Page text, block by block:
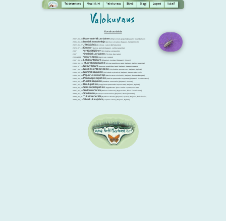
Taideteokset Musiikkini Valokuvaus Bändi Blogi Lapset Kuka?
Kovakuoriaisia
2007_08_09 Haavanlehtikuoriainen (Chrysomela populi) (Kajaani, Karankalahti)
2006_06_08 Isokiekkosukeltaja (Acilius sulcatus) (Kajaani, Venäänniemi)
2022_06_27 Jätkäjäärä (Oxymirus cursor) (Pyhätunturi)
2023_07_10 Kankuri (Lamia textor) (Kajaani, Lehtovaarantie)
2007
Kenttäkiitäjäinen (Cicindela campestris)
2007
Kimalaiskuoriainen (Trichius fasciatus)
2008-2009 Kupariseppä (Stenicera cuprea)
2007_05_31 Lehtikantojäärä (Rhagium mordax) (Kajaani, Vimpeli
2009_06_29 Muurahaispääkkö (Clytra quadripunctata) (Kajaani, Lehtovaarantie)
2008_07_29 Nelivyöjäärä (Leptura quadrifasciata) (Kajaani, Naapurinvaara)
2007_06_20 Nokkoslehtikärsäkäs (Phyllobius pomaceus) (Kajaani, Kylmä)
2008_05_30 Nummikiitäjäinen (Cicindela sylvatica) (Kajaani, Karankajärventie)
2008_08_03 Pajunruskokalvaja (Gonioctena viminalis) (Kajaani, Rouvankangas)
2006_06_08 Pensaspisarpirkko (Calvia quatuordecimguttata) (Kajaani, Venäänniemi)
2026_05_20 Puistokiitäjäinen (Carabus nemoralis) (Kajaani, Kuurna)
2007_05_27 Ruutupirkko (Propylaea quatuordecimpunctata) (Kajaani, Kylmä)
2023_06_24 Seitsenpistepirkko ”leppäkerttu” (Coccinella septempunctata)
2007_05_20 Sinitoukohärkä (Meloe violaceus) (Hyrynsalmi, Pieni Tuomivaara)
2009_05_10 Sontianen (Geotrupes stercorarius) (Kajaani, Ruuhijärventie)
2008_06_01 Tukkimiehentäi (Hylobius abietis) (Kajaani, Kylmä) (Kajaani, Polvilantie)
2008_08_12 Viherkukkajäärä (Leptura virens) (Kajaani, Kylmä)